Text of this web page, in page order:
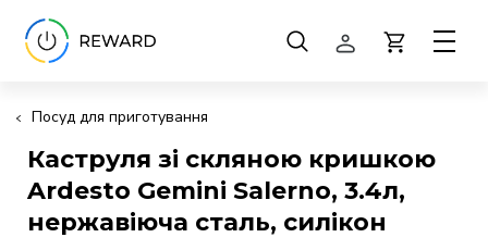
Посуд для приготування
Каструля зі скляною кришкою
Ardesto Gemini Salerno, 3.4л,
нержавіюча сталь, силікон